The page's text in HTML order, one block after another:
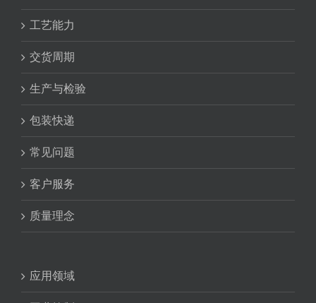
工艺能力
交货周期
生产与检验
包装快递
常见问题
客户服务
质量理念
应用领域